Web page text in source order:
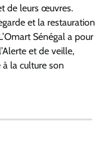
de leurs œuvres.
et la restauration
Sénégal a pour
et de veille,
à la culture son